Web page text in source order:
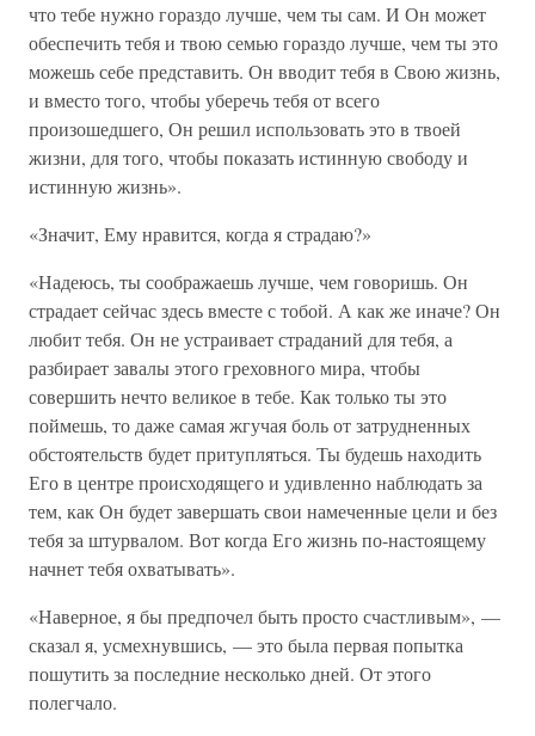
что тебе нужно гораздо лучше, чем ты сам. И Он может
обеспечить тебя и твою семью гораздо лучше, чем ты это
можешь себе представить. Он вводит тебя в Свою жизнь,
и вместо того, чтобы уберечь тебя от всего
произошедшего, Он решил использовать это в твоей
жизни, для того, чтобы показать истинную свободу и
истинную жизнь».
«Значит, Ему нравится, когда я страдаю?»
«Надеюсь, ты соображаешь лучше, чем говоришь. Он
страдает сейчас здесь вместе с тобой. А как же иначе? Он
любит тебя. Он не устраивает страданий для тебя, а
разбирает завалы этого греховного мира, чтобы
совершить нечто великое в тебе. Как только ты это
поймешь, то даже самая жгучая боль от затрудненных
обстоятельств будет притупляться. Ты будешь находить
Его в центре происходящего и удивленно наблюдать за
тем, как Он будет завершать свои намеченные цели и без
тебя за штурвалом. Вот когда Его жизнь по-настоящему
начнет тебя охватывать».
«Наверное, я бы предпочел быть просто счастливым», —
сказал я, усмехнувшись, — это была первая попытка
пошутить за последние несколько дней. От этого
полегчало.